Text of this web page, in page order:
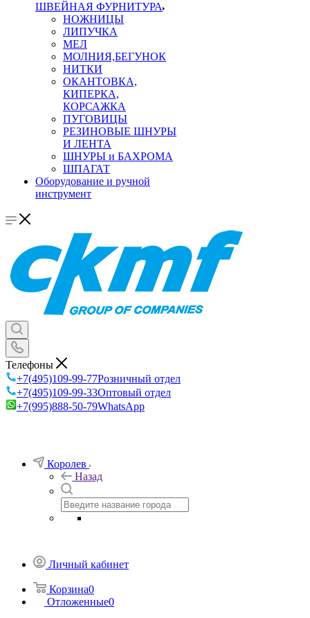
ШВЕЙНАЯ ФУРНИТУРА
НОЖНИЦЫ
ЛИПУЧКА
МЕЛ
МОЛНИЯ,БЕГУНОК
НИТКИ
ОКАНТОВКА,
КИПЕРКА,
КОРСАЖКА
ПУГОВИЦЫ
РЕЗИНОВЫЕ ШНУРЫ
И ЛЕНТА
ШНУРЫ и БАХРОМА
ШПАГАТ
Оборудование и ручной
инструмент
Телефоны
+7(495)109-99-77Розничный отдел
+7(495)109-99-33Оптовый отдел
+7(995)888-50-79WhatsApp
Королев
Назад
Личный кабинет
Корзина0
Отложенные0